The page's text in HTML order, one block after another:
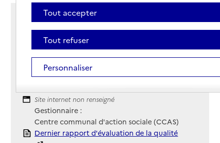
Rue Francoise Giroud
BP 95
34800 - Clermont-l'Hérault
Téléphone :
04 67 96 25 55
Site Internet
Site internet non renseigné
Gestionnaire :
Centre communal d'action sociale (CCAS)
Rapport HAS
Dernier rapport d'évaluation de la qualité
Tout accepter
Tout refuser
Personnaliser